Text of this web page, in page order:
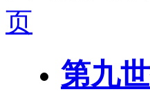
页
第九